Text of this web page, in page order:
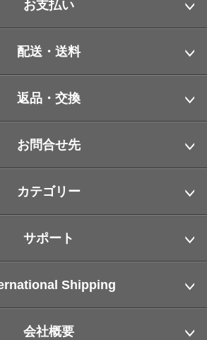
お支払い
配送・送料
返品・交換
お問合せ先
カテゴリー
サポート
Shipping
会社概要